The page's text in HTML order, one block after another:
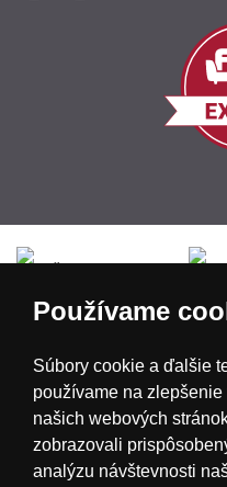
Používame
Súbory cookie a ďalšie
používame na
našich webových
zobrazovali
analýzu návštevnosti